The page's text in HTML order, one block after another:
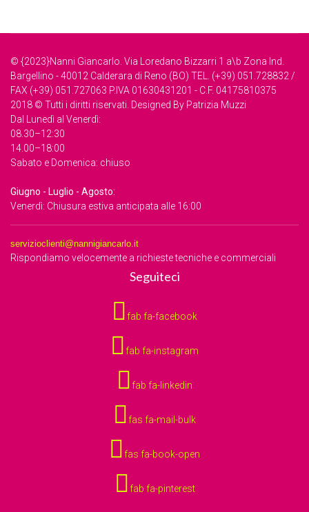
© {2023}Nanni Giancarlo. Via Loredano Bizzarri 1 a\b Zona Ind.
Bargellino - 40012 Calderara di Reno (BO) TEL. (+39) 051.728832 /
FAX (+39) 051.727063 P.IVA 01630431201 - C.F. 04175810375
2018 © Tutti i diritti riservati. Designed By Patrizia Muzzi
Dal Lunedì al Venerdì:
08.30–12:30
14.00–18:00
Sabato e Domenica: chiuso
Giugno - Luglio - Agosto:
Venerdì: Chiusura estiva anticipata alle 16:00
servizioclienti@nannigiancarlo.it
Rispondiamo velocemente a richieste tecniche e commerciali
Seguiteci
fab fa-facebook
fab fa-instagram
fab fa-linkedin
fas fa-mail-bulk
fas fa-book-open
fab fa-pinterest